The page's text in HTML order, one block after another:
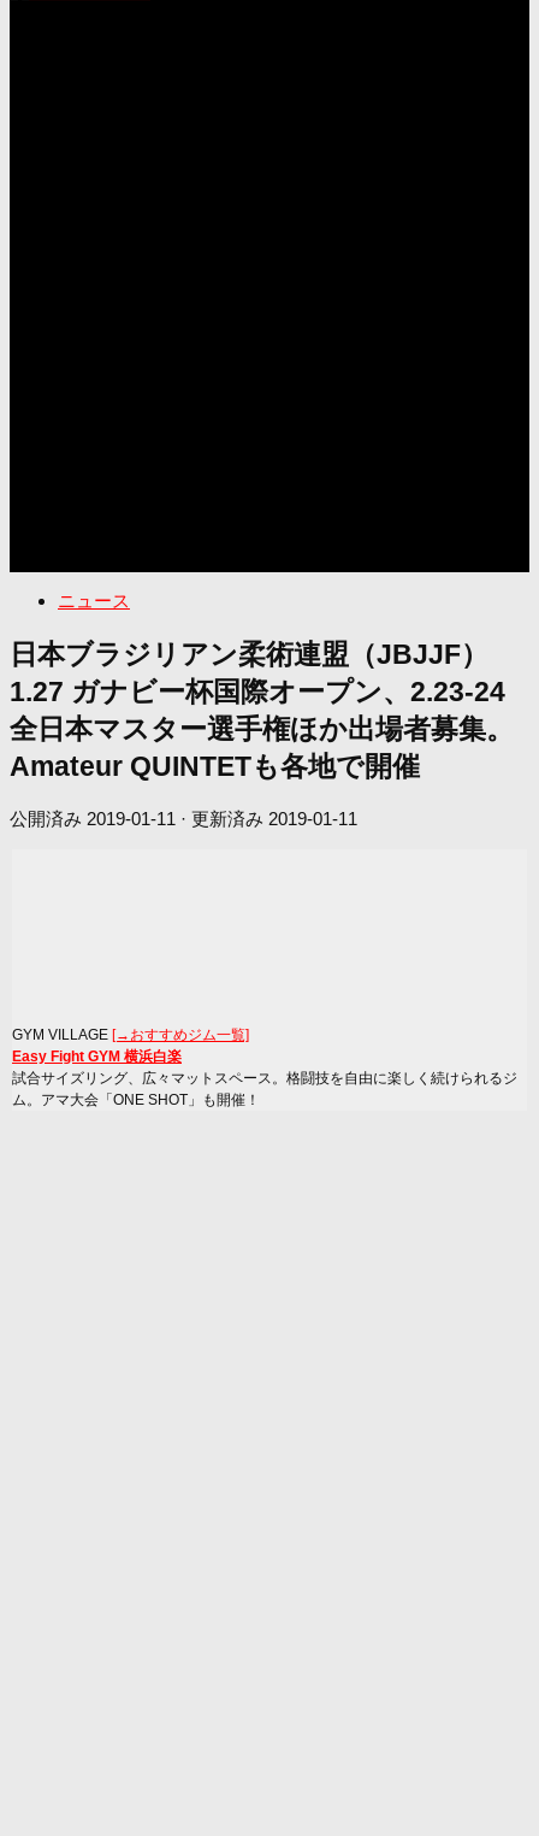
ニュース
日本ブラジリアン柔術連盟（JBJJF）
1.27 ガナビー杯国際オープン、2.23-24
全日本マスター選手権ほか出場者募集。
Amateur QUINTETも各地で開催
公開済み 2019-01-11 · 更新済み 2019-01-11
GYM VILLAGE [→おすすめジム一覧]
Easy Fight GYM 横浜白楽
試合サイズリング、広々マットスペース。格闘技を自由に楽しく続けられるジ
ム。アマ大会「ONE SHOT」も開催！